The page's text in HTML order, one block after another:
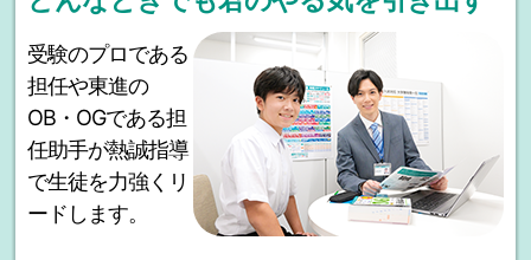
受験のプロである
担任や東進の
OB・OGである担
任助手が熱誠指導
で生徒を力強くリ
ードします。